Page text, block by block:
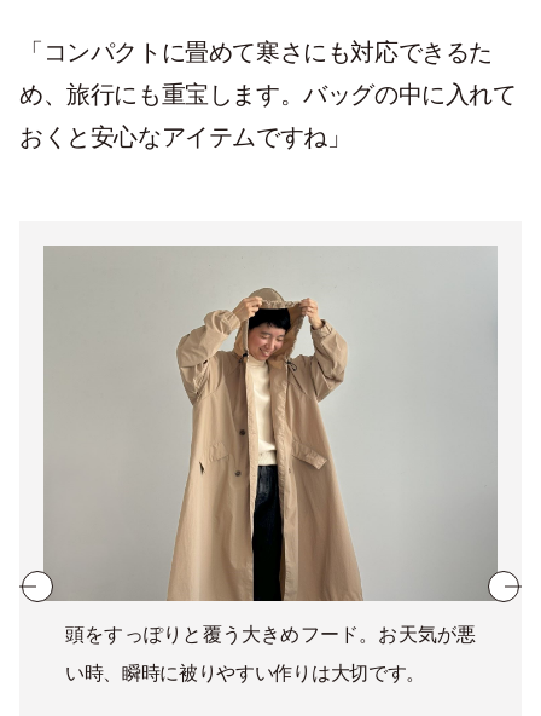
「コンパクトに畳めて寒さにも対応できるた
め、旅行にも重宝します。バッグの中に入れて
おくと安心なアイテムですね」
頭をすっぽりと覆う大きめフード。お天気が悪
い時、瞬時に被りやすい作りは大切です。